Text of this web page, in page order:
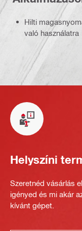
Hilti
való használatra
Helyszíni
Szeretnéd vásárlás
igényed és mi akár
kívánt gépet.